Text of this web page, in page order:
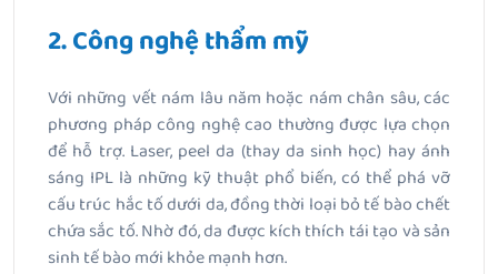
2. Công nghệ thẩm mỹ
Với những vết nám lâu năm hoặc nám chân sâu, các
phương pháp công nghệ cao thường được lựa chọn
để hỗ trợ. Laser, peel da (thay da sinh học) hay ánh
sáng IPL là những kỹ thuật phổ biến, có thể phá vỡ
cấu trúc hắc tố dưới da, đồng thời loại bỏ tế bào chết
chứa sắc tố. Nhờ đó, da được kích thích tái tạo và sản
sinh tế bào mới khỏe mạnh hơn.